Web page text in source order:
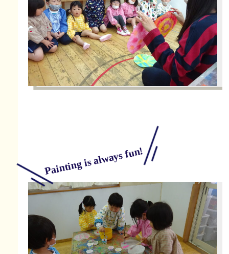
Painting is always fun!